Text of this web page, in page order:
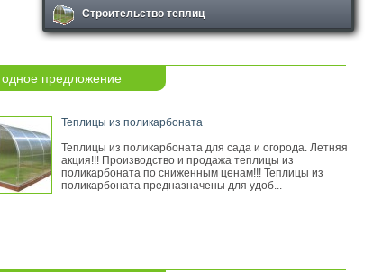
Строительство теплиц
предложение
Теплицы из поликарбоната
Теплицы из поликарбоната для сада и огорода. Летняя
акция!!! Производство и продажа теплицы из
поликарбоната по сниженным ценам!!! Теплицы из
поликарбоната предназначены для удоб...